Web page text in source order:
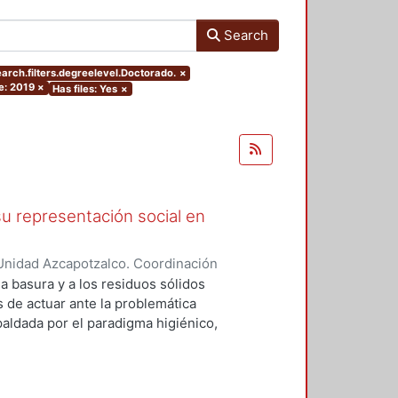
Search
×
2019 × Has files: Yes ×
representación social en
Azcapotzalco. Coordinación
Jesús Salvador
basura y a los residuos sólidos
actuar ante la problemática
por el paradigma higiénico,